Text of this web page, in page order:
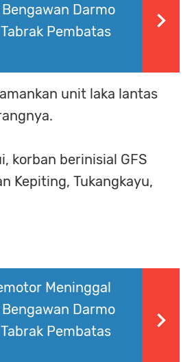
Darmo
Pembatas
unit laka lantas
korban berinisial GFS
Kepiting, Tukangkayu,
Meninggal
Darmo
Pembatas